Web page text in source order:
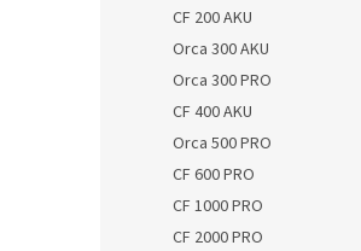
CF 200 AKU
Orca 300 AKU
Orca 300 PRO
CF 400 AKU
Orca 500 PRO
CF 600 PRO
CF 1000 PRO
CF 2000 PRO